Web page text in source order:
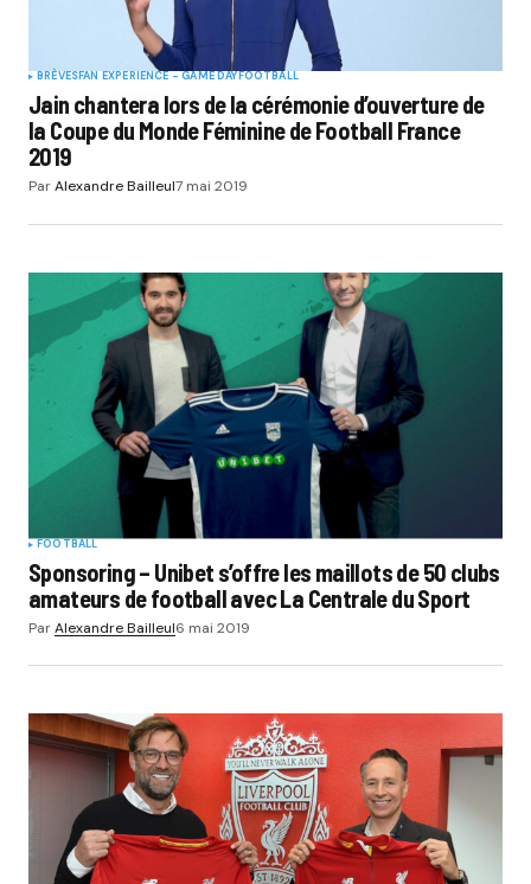
BRÈVESFAN EXPERIENCE - GAME DAY FOOTBALL
Jain chantera lors de la cérémonie d’ouverture de
la Coupe du Monde Féminine de Football France
2019
ParAlexandre Bailleul7 mai 2019
FOOTBALL
Sponsoring – Unibet s’offre les maillots de 50 clubs
amateurs de football avec La Centrale du Sport
ParAlexandre Bailleul6 mai 2019